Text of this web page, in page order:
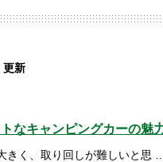
更新
なキャンピングカーの魅
きく、取り回しが難しいと思